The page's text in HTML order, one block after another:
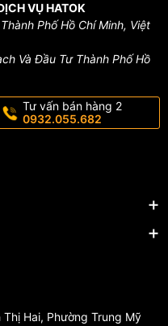
VỤ HATOK
Phố Hồ Chí Minh, Việt
Và Đầu Tư Thành Phố Hồ
Tư vấn bán hàng 2
0932.055.682
Thị Hai, Phường Trung Mỹ